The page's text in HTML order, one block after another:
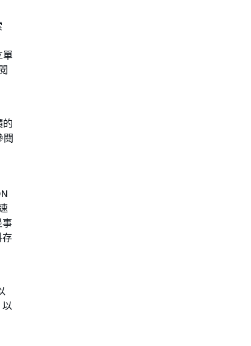
單
的
閱
事
存
以